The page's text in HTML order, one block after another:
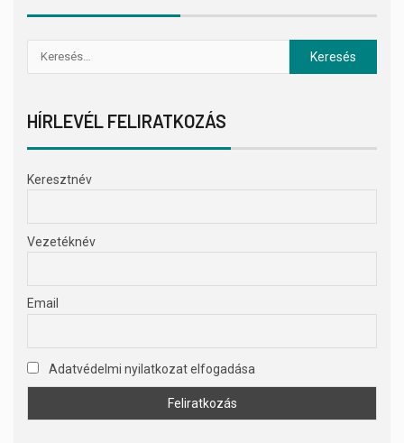
HÍRLEVÉL FELIRATKOZÁS
Keresztnév
Vezetéknév
Email
Adatvédelmi nyilatkozat elfogadása